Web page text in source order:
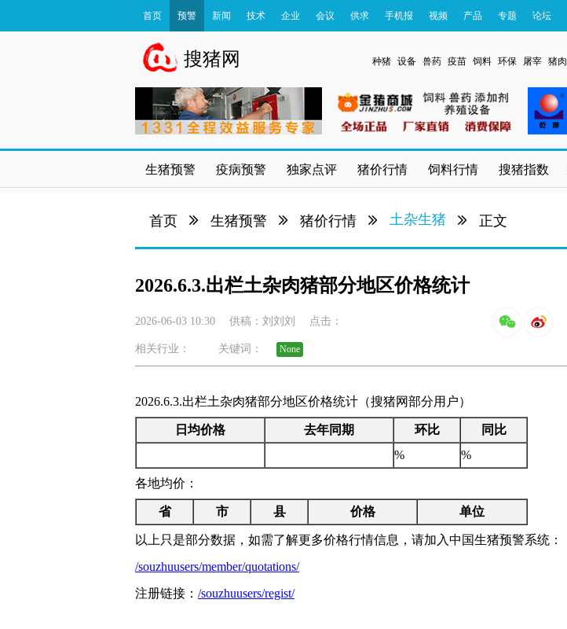
首页 预警 新闻 技术 企业 会议 供求 手机报 视频 产品 专题 论坛
数据库
搜猪网 种猪 设备 兽药 疫苗 饲料 环保 屠宰 猪肉
生猪预警 疫病预警 独家点评 猪价行情 饲料行情 搜猪指数
首页 生猪预警 猪价行情 土杂生猪 正文
2026.6.3.出栏土杂肉猪部分地区价格统计
2026-06-03 10:30 供稿： 刘刘刘 点击：
相关行业： 关键词： None
2026.6.3.出栏土杂肉猪部分地区价格统计（搜猪网部分用户）
日均价格 去年同期 环比
同比
%
%
各地均价：
省 市 县 价格 单位
以上只是部分数据，如需了解更多价格行情信息，请加入中国生猪预警系统：
/souzhuusers/member/quotations/
注册链接： /souzhuusers/regist/